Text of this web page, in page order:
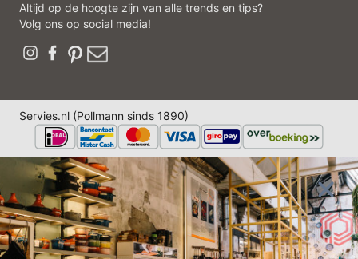
Altijd op de hoogte zijn van alle trends en tips?
Volg ons op social media!
Servies.nl (Pollmann sinds 1890)